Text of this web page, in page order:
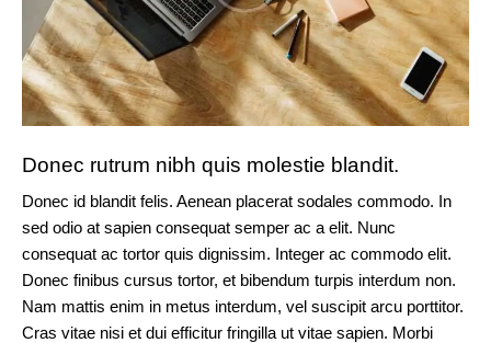
Donec rutrum nibh quis molestie blandit.
Donec id blandit felis. Aenean placerat sodales commodo. In
sed odio at sapien consequat semper ac a elit. Nunc
consequat ac tortor quis dignissim. Integer ac commodo elit.
Donec finibus cursus tortor, et bibendum turpis interdum non.
Nam mattis enim in metus interdum, vel suscipit arcu porttitor.
Cras vitae nisi et dui efficitur fringilla ut vitae sapien. Morbi